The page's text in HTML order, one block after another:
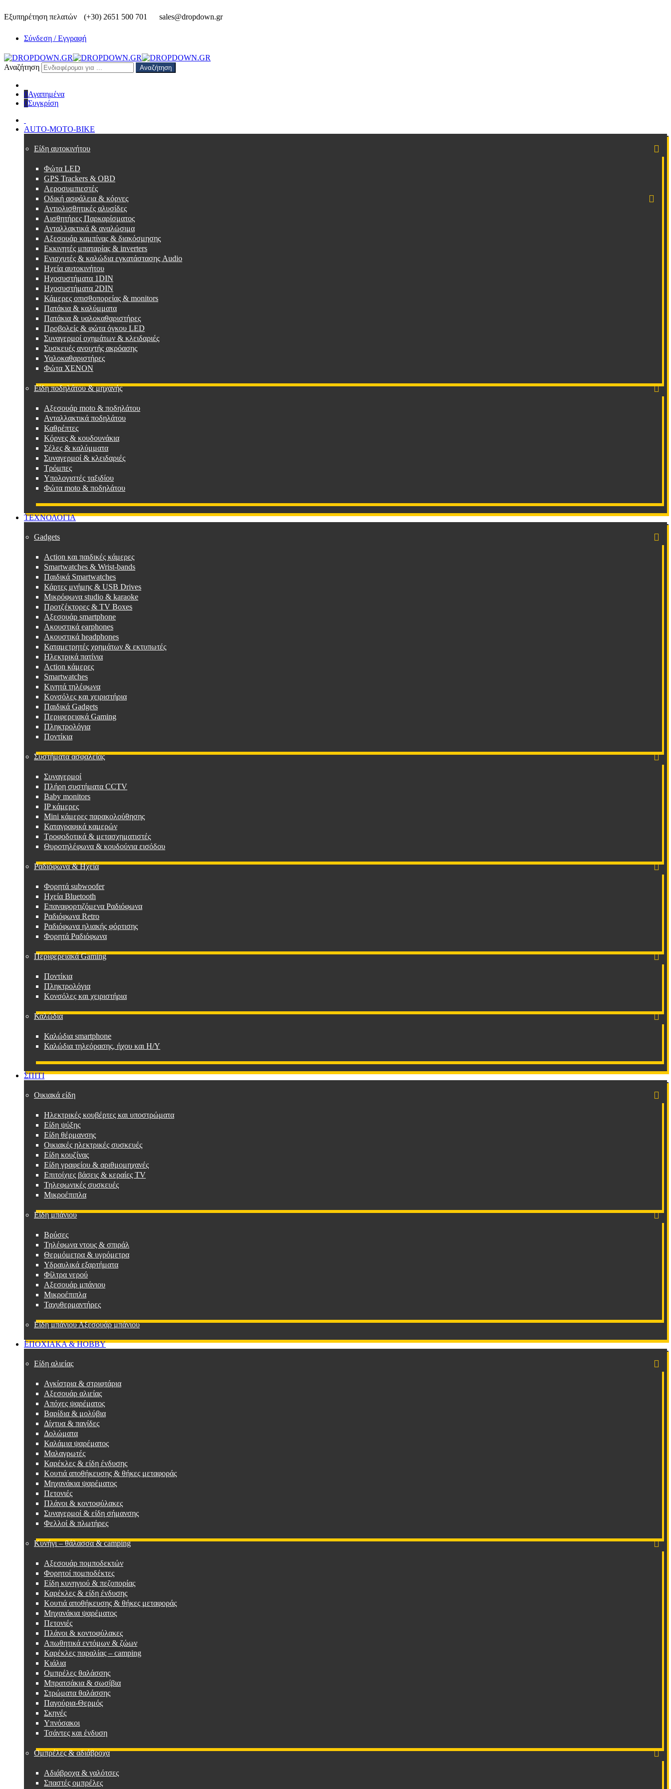
Εξυπηρέτηση πελατών (+30) 2651 500 701 sales@dropdown.gr
Σύνδεση / Εγγραφή
Αναζήτηση Αναζήτηση
0Αγαπημένα
0Συγκρίση
AUTO-MOTO-BIKE
Είδη αυτοκινήτου
Φώτα LED
GPS Trackers & OBD
Αεροσυμπιεστές
Οδική ασφάλεια & κόρνες
Αντιολισθητικές αλυσίδες
Αισθητήρες Παρκαρίσματος
Ανταλλακτικά & αναλώσιμα
Αξεσουάρ καμπίνας & διακόσμησης
Εκκινητές μπαταρίας & inverters
Ενισχυτές & καλώδια εγκατάστασης Audio
Ηχεία αυτοκινήτου
Ηχοσυστήματα 1DIN
Ηχοσυστήματα 2DIN
Κάμερες οπισθοπορείας & monitors
Πατάκια & καλύμματα
Πατάκια & υαλοκαθαριστήρες
Προβολείς & φώτα όγκου LED
Συναγερμοί οχημάτων & κλειδαριές
Συσκευές ανοιχτής ακρόασης
Υαλοκαθαριστήρες
Φώτα XENON
Είδη ποδηλάτου & μηχανής
Αξεσουάρ moto & ποδηλάτου
Ανταλλακτικά ποδηλάτου
Καθρέπτες
Κόρνες & κουδουνάκια
Σέλες & καλύμματα
Συναγερμοί & κλειδαριές
Τρόμπες
Υπολογιστές ταξιδίου
Φώτα moto & ποδηλάτου
ΤΕΧΝΟΛΟΓΙΑ
Gadgets
Action και παιδικές κάμερες
Smartwatches & Wrist-bands
Παιδικά Smartwatches
Κάρτες μνήμης & USB Drives
Μικρόφωνα studio & karaoke
Προτζέκτορες & TV Boxes
Αξεσουάρ smartphone
Ακουστικά earphones
Ακουστικά headphones
Καταμετρητές χρημάτων & εκτυπωτές
Ηλεκτρικά πατίνια
Action κάμερες
Smartwatches
Κινητά τηλέφωνα
Κονσόλες και χειριστήρια
Παιδικά Gadgets
Περιφερειακά Gaming
Πληκτρολόγια
Ποντίκια
Συστήματα ασφαλείας
Συναγερμοί
Πλήρη συστήματα CCTV
Baby monitors
IP κάμερες
Mini κάμερες παρακολούθησης
Καταγραφικά καμερών
Τροφοδοτικά & μετασχηματιστές
Θυροτηλέφωνα & κουδούνια εισόδου
Ραδιόφωνα & Ηχεία
Φορητά subwoofer
Ηχεία Bluetooth
Επαναφορτιζόμενα Ραδιόφωνα
Ραδιόφωνα Retro
Ραδιόφωνα ηλιακής φόρτισης
Φορητά Ραδιόφωνα
Περιφερειακά Gaming
Ποντίκια
Πληκτρολόγια
Κονσόλες και χειριστήρια
Καλώδια
Καλώδια smartphone
Καλώδια τηλεόρασης, ήχου και Η/Υ
ΣΠΙΤΙ
Οικιακά είδη
Ηλεκτρικές κουβέρτες και υποστρώματα
Είδη ψύξης
Είδη θέρμανσης
Οικιακές ηλεκτρικές συσκευές
Είδη κουζίνας
Είδη γραφείου & αριθμομηχανές
Επιτοίχιες βάσεις & κεραίες TV
Τηλεφωνικές συσκευές
Μικροέπιπλα
Είδη μπάνιου
Βρύσες
Τηλέφωνα ντους & σπιράλ
Θερμόμετρα & υγρόμετρα
Υδραυλικά εξαρτήματα
Φίλτρα νερού
Αξεσουάρ μπάνιου
Μικροέπιπλα
Ταχυθερμαντήρες
Είδη μπάνιου Αξεσουάρ μπάνιου
ΕΠΟΧΙΑΚΑ & HOBBY
Είδη αλιείας
Αγκίστρια & στριφτάρια
Αξεσουάρ αλιείας
Απόχες ψαρέματος
Βαρίδια & μολύβια
Δίχτυα & παγίδες
Δολώματα
Καλάμια ψαρέματος
Μαλαγρωτές
Καρέκλες & είδη ένδυσης
Κουτιά αποθήκευσης & θήκες μεταφοράς
Μηχανάκια ψαρέματος
Πετονιές
Πλάνοι & κοντοφύλακες
Συναγερμοί & είδη σήμανσης
Φελλοί & πλωτήρες
Κυνήγι – θάλασσα & camping
Αξεσουάρ πομποδεκτών
Φορητοί πομποδέκτες
Είδη κυνηγιού & πεζοπορίας
Καρέκλες & είδη ένδυσης
Κουτιά αποθήκευσης & θήκες μεταφοράς
Μηχανάκια ψαρέματος
Πετονιές
Πλάνοι & κοντοφύλακες
Απωθητικά εντόμων & ζώων
Καρέκλες παραλίας – camping
Κιάλια
Ομπρέλες θαλάσσης
Μπρατσάκια & σωσίβια
Στρώματα θαλάσσης
Παγούρια-Θερμός
Σκηνές
Υπνόσακοι
Τσάντες και ένδυση
Ομπρέλες & αδιάβροχα
Αδιάβροχα & γαλότσες
Σπαστές ομπρέλες